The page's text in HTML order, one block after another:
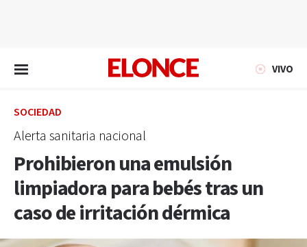
VIVO
SOCIEDAD
Alerta sanitaria nacional
Prohibieron una emulsión
limpiadora para bebés tras un
caso de irritación dérmica